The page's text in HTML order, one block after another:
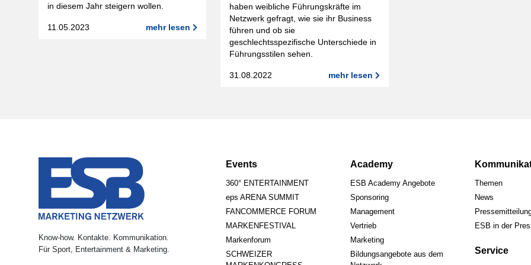
in diesem Jahr steigern wollen.
11.05.2023 mehr lesen
haben weibliche Führungskräfte im
Netzwerk gefragt, wie sie ihr Business
führen und ob sie
geschlechtsspezifische Unterschiede in
Führungsstilen sehen.
31.08.2022 mehr lesen
Know-how. Kontakte. Kommunikation.
Für Sport, Entertainment & Marketing.
Events
360° ENTERTAINMENT
eps ARENA SUMMIT
FANCOMMERCE FORUM
MARKENFESTIVAL
Markenforum
SCHWEIZER
Academy
ESB Academy Angebote
Sponsoring
Management
Vertrieb
Marketing
Bildungsangebote aus dem
Themen
News
ESB in der
Service